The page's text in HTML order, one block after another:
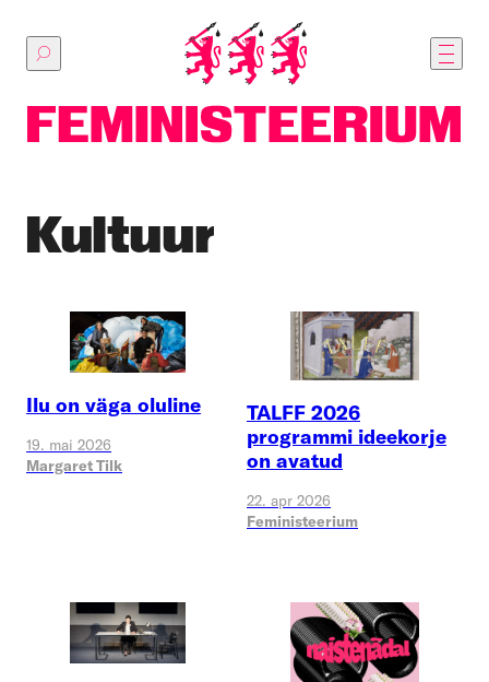
sisu
juurde
Kultuur
Ilu on väga oluline
19. mai 2026
Margaret Tilk
TALFF 2026
programmi ideekorje
on avatud
22. apr 2026
Feministeerium